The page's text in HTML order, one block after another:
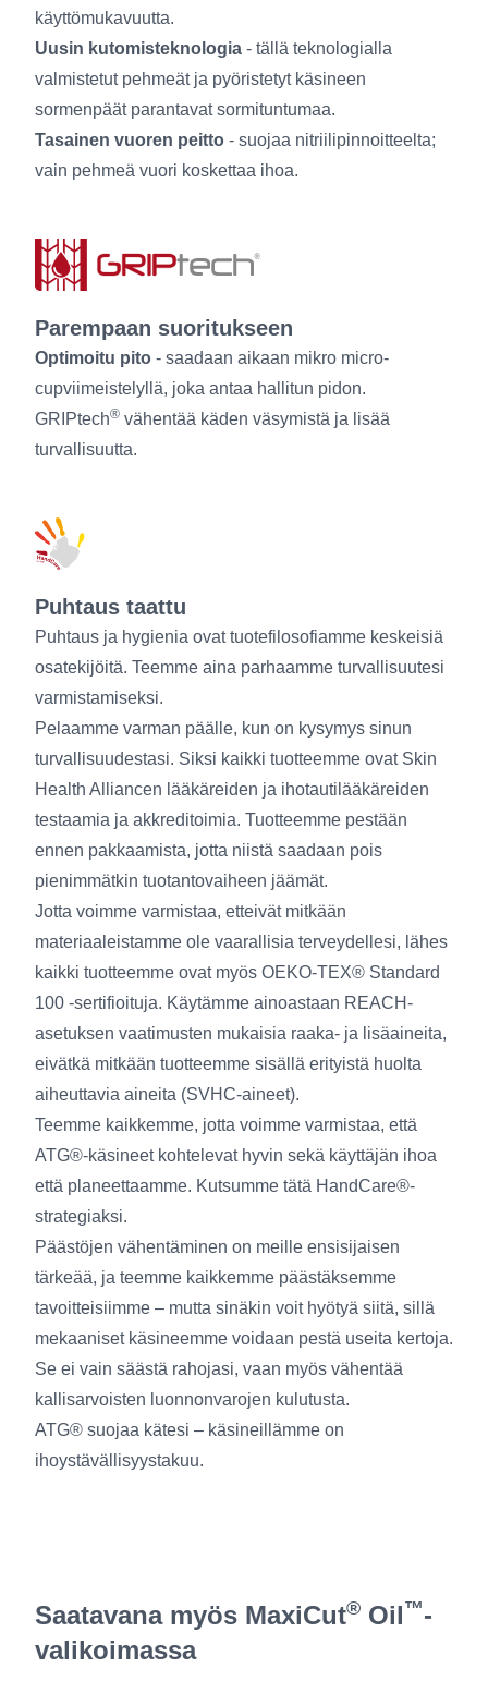
käyttömukavuutta.
Uusin kutomisteknologia - tällä teknologialla
valmistetut pehmeät ja pyöristetyt käsineen
sormenpäät parantavat sormituntumaa.
Tasainen vuoren peitto - suojaa nitriilipinnoitteelta;
vain pehmeä vuori koskettaa ihoa.
Parempaan suoritukseen
Optimoitu pito - saadaan aikaan mikro micro-
cupviimeistelyllä, joka antaa hallitun pidon.
GRIPtech® vähentää käden väsymistä ja lisää
turvallisuutta.
Puhtaus taattu
Puhtaus ja hygienia ovat tuotefilosofiamme keskeisiä
osatekijöitä. Teemme aina parhaamme turvallisuutesi
varmistamiseksi.
Pelaamme varman päälle, kun on kysymys sinun
turvallisuudestasi. Siksi kaikki tuotteemme ovat Skin
Health Alliancen lääkäreiden ja ihotautilääkäreiden
testaamia ja akkreditoimia. Tuotteemme pestään
ennen pakkaamista, jotta niistä saadaan pois
pienimmätkin tuotantovaiheen jäämät.
Jotta voimme varmistaa, etteivät mitkään
materiaaleistamme ole vaarallisia terveydellesi, lähes
kaikki tuotteemme ovat myös OEKO-TEX® Standard
100 -sertifioituja. Käytämme ainoastaan REACH-
asetuksen vaatimusten mukaisia raaka- ja lisäaineita,
eivätkä mitkään tuotteemme sisällä erityistä huolta
aiheuttavia aineita (SVHC-aineet).
Teemme kaikkemme, jotta voimme varmistaa, että
ATG®-käsineet kohtelevat hyvin sekä käyttäjän ihoa
että planeettaamme. Kutsumme tätä HandCare®-
strategiaksi.
Päästöjen vähentäminen on meille ensisijaisen
tärkeää, ja teemme kaikkemme päästäksemme
tavoitteisiimme – mutta sinäkin voit hyötyä siitä, sillä
mekaaniset käsineemme voidaan pestä useita kertoja.
Se ei vain säästä rahojasi, vaan myös vähentää
kallisarvoisten luonnonvarojen kulutusta.
ATG® suojaa kätesi – käsineillämme on
ihoystävällisyystakuu.
Saatavana myös MaxiCut® Oil™-
valikoimassa